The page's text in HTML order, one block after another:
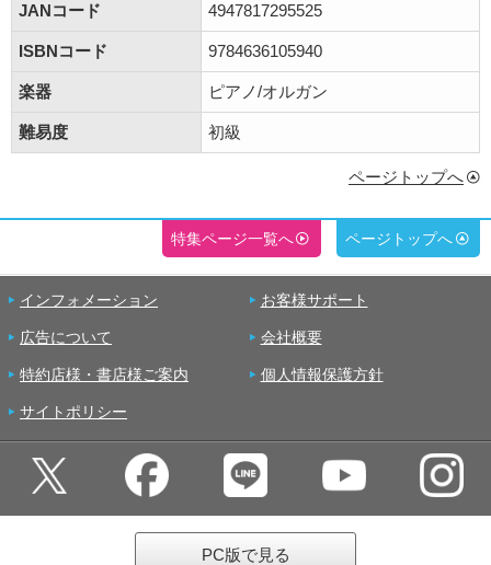
JANコード 4947817295525
ISBNコード 9784636105940
楽器 ピアノ/オルガン
難易度 初級
ページトップへ
特集ページ一覧へ ページトップへ
インフォメーション お客様サポート
広告について 会社概要
特約店様・書店様ご案内 個人情報保護方針
サイトポリシー
PC版で見る